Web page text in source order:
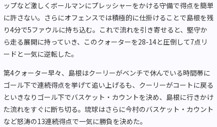
ップなど激しくボールマンにプレッシャーをかける守備で得点を簡単
に許さない。さらにオフェンスでは積極的に仕掛けることで島根を残
り4分で5ファウルに持ち込む。これで流れを引き寄せると、堅守か
ら走る展開に持っていき、このクォーターを28-14と圧倒して7点リ
ードと一気に逆転した。
第4クォーター早々、島根はクーリーがベンチで休んでいる時間帯に
ゴール下で連続得点を挙げて追い上げるも、クーリーがコートに戻る
といきなりゴール下でバスケット・カウントを決め、島根に行きかけ
た流れをすぐに断ち切る。琉球はさらに今村のバスケット・カウント
など怒涛の13連続得点で一気に勝負を決めた。